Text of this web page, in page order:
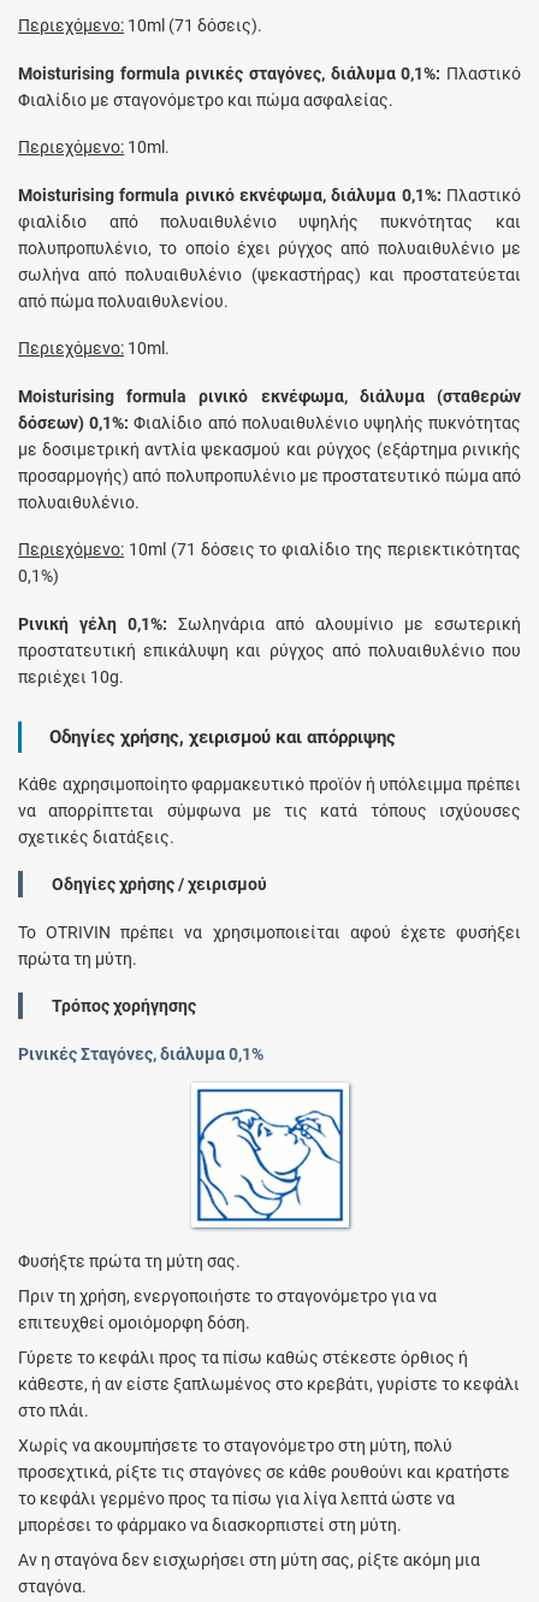
Περιεχόμενο: 10ml (71 δόσεις).
Moisturising formula ρινικές σταγόνες, διάλυμα 0,1%: Πλαστικό
Φιαλίδιο με σταγονόμετρο και πώμα ασφαλείας.
Περιεχόμενο: 10ml.
Moisturising formula ρινικό εκνέφωμα, διάλυμα 0,1%: Πλαστικό
φιαλίδιο από πολυαιθυλένιο υψηλής πυκνότητας και
πολυπροπυλένιο, το οποίο έχει ρύγχος από πολυαιθυλένιο με
σωλήνα από πολυαιθυλένιο (ψεκαστήρας) και προστατεύεται
από πώμα πολυαιθυλενίου.
Περιεχόμενο: 10ml.
Moisturising formula ρινικό εκνέφωμα, διάλυμα (σταθερών
δόσεων) 0,1%: Φιαλίδιο από πολυαιθυλένιο υψηλής πυκνότητας
με δοσιμετρική αντλία ψεκασμού και ρύγχος (εξάρτημα ρινικής
προσαρμογής) από πολυπροπυλένιο με προστατευτικό πώμα από
πολυαιθυλένιο.
Περιεχόμενο: 10ml (71 δόσεις το φιαλίδιο της περιεκτικότητας
0,1%)
Ρινική γέλη 0,1%: Σωληνάρια από αλουμίνιο με εσωτερική
προστατευτική επικάλυψη και ρύγχος από πολυαιθυλένιο που
περιέχει 10g.
Οδηγίες χρήσης, χειρισμού και απόρριψης
Κάθε αχρησιμοποίητο φαρμακευτικό προϊόν ή υπόλειμμα πρέπει
να απορρίπτεται σύμφωνα με τις κατά τόπους ισχύουσες
σχετικές διατάξεις.
Οδηγίες χρήσης / χειρισμού
Το OTRIVIN πρέπει να χρησιμοποιείται αφού έχετε φυσήξει
πρώτα τη μύτη.
Τρόπος χορήγησης
Ρινικές Σταγόνες, διάλυμα 0,1%
Φυσήξτε πρώτα τη μύτη σας.
Πριν τη χρήση, ενεργοποιήστε το σταγονόμετρο για να
επιτευχθεί ομοιόμορφη δόση.
Γύρετε το κεφάλι προς τα πίσω καθώς στέκεστε όρθιος ή
κάθεστε, ή αν είστε ξαπλωμένος στο κρεβάτι, γυρίστε το κεφάλι
στο πλάι.
Χωρίς να ακουμπήσετε το σταγονόμετρο στη μύτη, πολύ
προσεχτικά, ρίξτε τις σταγόνες σε κάθε ρουθούνι και κρατήστε
το κεφάλι γερμένο προς τα πίσω για λίγα λεπτά ώστε να
μπορέσει το φάρμακο να διασκορπιστεί στη μύτη.
Αν η σταγόνα δεν εισχωρήσει στη μύτη σας, ρίξτε ακόμη μια
σταγόνα.